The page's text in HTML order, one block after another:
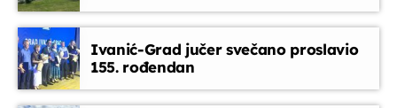
Ivanić-Grad jučer svečano proslavio
155. rođendan